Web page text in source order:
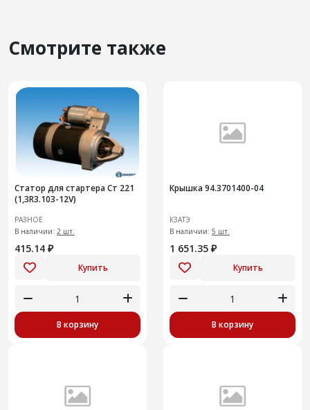
Смотрите также
Статор для стартера Ст 221
(1,3R3.103-12V)
РАЗНОЕ
В наличии: 2 шт.
415.14 ₽
Купить
В корзину
Крышка 94.3701400-04
КЗАТЭ
В наличии: 5 шт.
1 651.35 ₽
Купить
В корзину